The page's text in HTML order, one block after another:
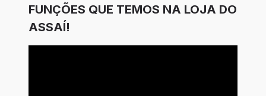
FUNÇÕES QUE TEMOS NA LOJA DO
ASSAÍ!